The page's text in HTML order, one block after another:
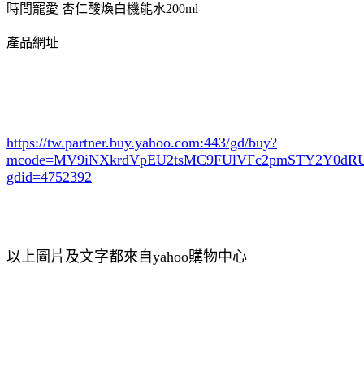
時間寵愛 杏仁酸煥白機能水200ml
產品網址
https://tw.partner.buy.yahoo.com:443/gd/buy?
gdid=4752392
以上圖片及文字都來自yahoo購物中心